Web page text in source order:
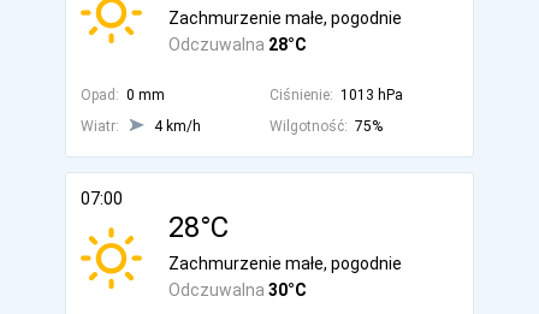
Odczuwalna 28°C
Zachmurzenie małe, pogodnie
Opad: 0 mm Ciśnienie: 1013 hPa
Wiatr:
4 km/h Wilgotność: 75%
07:00
28°C
Odczuwalna 30°C
Zachmurzenie małe, pogodnie